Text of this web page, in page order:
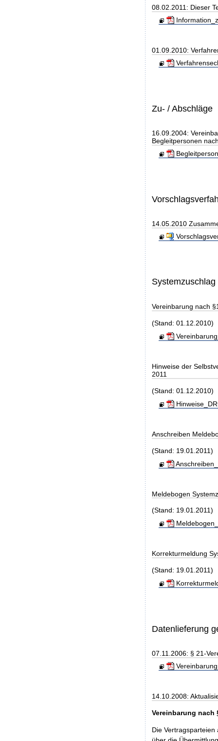
08.02.2011: Dieser
01.09.2010:
Zu- / Abschläge
16.09.2004:
Begleitpersonen
14.05.2010
Systemzuschlag
Vereinbarung nach
(Stand: 01.12.2010)
Hinweise der
2011
(Stand: 01.12.2010)
Anschreiben
(Stand: 19.01.2011)
Meldebogen
(Stand: 19.01.2011)
Korrekturmeldung
(Stand: 19.01.2011)
Datenlieferung
07.11.2006: § 21-
14.10.2008:
Vereinbarung nach
Die